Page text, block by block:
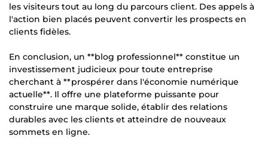
les visiteurs tout au long du parcours client. Des appels à
l'action bien placés peuvent convertir les prospects en
clients fidèles.
En conclusion, un **blog professionnel** constitue un
investissement judicieux pour toute entreprise
cherchant à **prospérer dans l'économie numérique
actuelle**. Il offre une plateforme puissante pour
construire une marque solide, établir des relations
durables avec les clients et atteindre de nouveaux
sommets en ligne.